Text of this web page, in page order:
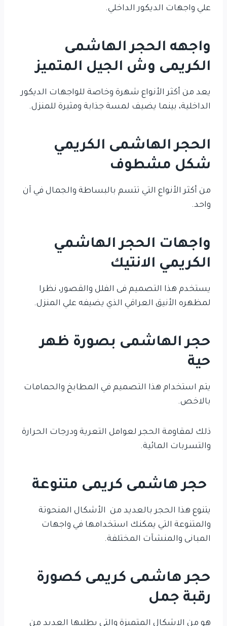
علي واجهات الديكور الداخلي.
واجهه الحجر الهاشمى
الكريمى وش الجيل المتميز
يعد من أكثر الأنواع شهرة وخاصة للواجهات الديكور
الداخلية، بينما يضيف لمسة جذابة ومثيرة للمنزل.
الحجر الهاشمى الكريمي
شكل مشطوف
من أكثر الأنواع التي تتسم بالبساطة والجمال في آن
واحد.
واجهات الحجر الهاشمي
الكريمي الانتيك
يستخدم هذا التصميم فى الفلل والقصور، نظرا
لمظهره الأنيق العراقي الذي يضيفه علي المنزل.
حجر الهاشمى بصورة ظهر
حية
يتم استخدام هذا التصميم في المطابخ والحمامات
بالاخص.
ذلك لمقاومة الحجر لعوامل التعرية ودرجات الحرارة
والتسربات المائية.
حجر هاشمى كريمى متنوعة
يتنوع هذا الحجر بالعديد من الأشكال المنحوتة
والمتنوعة التي يمكنك استخدامها في واجهات
المبانى والمنشآت المختلفة.
حجر هاشمى كريمى كصورة
رقبة جمل
هو من الاشكال المتميزة والتي يطلبها العديد من